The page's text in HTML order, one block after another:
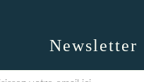
Newsletter